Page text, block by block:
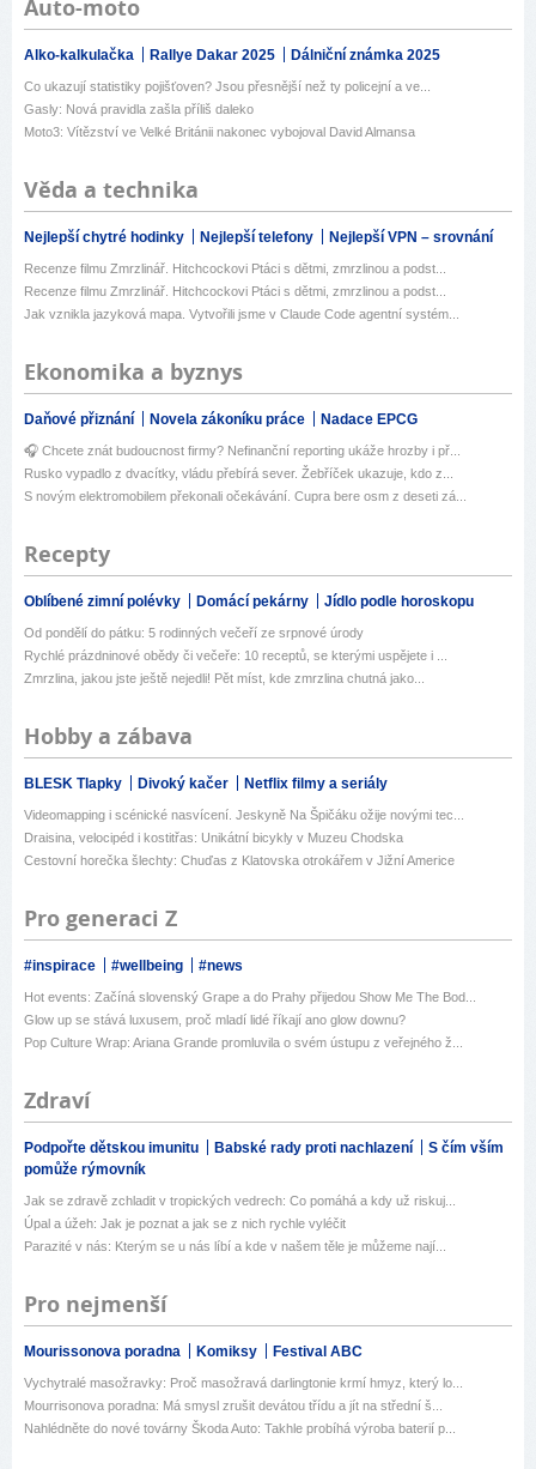
Auto-moto
Alko-kalkulačka Rallye Dakar 2025 Dálniční známka 2025
Co ukazují statistiky pojišťoven? Jsou přesnější než ty policejní a ve...
Gasly: Nová pravidla zašla příliš daleko
Moto3: Vítězství ve Velké Británii nakonec vybojoval David Almansa
Věda a technika
Nejlepší chytré hodinky Nejlepší telefony Nejlepší VPN – srovnání
Recenze filmu Zmrzlinář. Hitchcockovi Ptáci s dětmi, zmrzlinou a podst...
Recenze filmu Zmrzlinář. Hitchcockovi Ptáci s dětmi, zmrzlinou a podst...
Jak vznikla jazyková mapa. Vytvořili jsme v Claude Code agentní systém...
Ekonomika a byznys
Daňové přiznání Novela zákoníku práce Nadace EPCG
🎧 Chcete znát budoucnost firmy? Nefinanční reporting ukáže hrozby i př...
Rusko vypadlo z dvacítky, vládu přebírá sever. Žebříček ukazuje, kdo z...
S novým elektromobilem překonali očekávání. Cupra bere osm z deseti zá...
Recepty
Oblíbené zimní polévky Domácí pekárny Jídlo podle horoskopu
Od pondělí do pátku: 5 rodinných večeří ze srpnové úrody
Rychlé prázdninové obědy či večeře: 10 receptů, se kterými uspějete i ...
Zmrzlina, jakou jste ještě nejedli! Pět míst, kde zmrzlina chutná jako...
Hobby a zábava
BLESK Tlapky Divoký kačer Netflix filmy a seriály
Videomapping i scénické nasvícení. Jeskyně Na Špičáku ožije novými tec...
Draisina, velocipéd i kostitřas: Unikátní bicykly v Muzeu Chodska
Cestovní horečka šlechty: Chuďas z Klatovska otrokářem v Jižní Americe
Pro generaci Z
#inspirace #wellbeing #news
Hot events: Začíná slovenský Grape a do Prahy přijedou Show Me The Bod...
Glow up se stává luxusem, proč mladí lidé říkají ano glow downu?
Pop Culture Wrap: Ariana Grande promluvila o svém ústupu z veřejného ž...
Zdraví
Podpořte dětskou imunitu Babské rady proti nachlazení
S čím vším
pomůže rýmovník
Jak se zdravě zchladit v tropických vedrech: Co pomáhá a kdy už riskuj...
Úpal a úžeh: Jak je poznat a jak se z nich rychle vyléčit
Parazité v nás: Kterým se u nás líbí a kde v našem těle je můžeme nají...
Pro nejmenší
Mourissonova poradna Komiksy Festival ABC
Vychytralé masožravky: Proč masožravá darlingtonie krmí hmyz, který lo...
Mourrisonova poradna: Má smysl zrušit devátou třídu a jít na střední š...
Nahlédněte do nové továrny Škoda Auto: Takhle probíhá výroba baterií p...